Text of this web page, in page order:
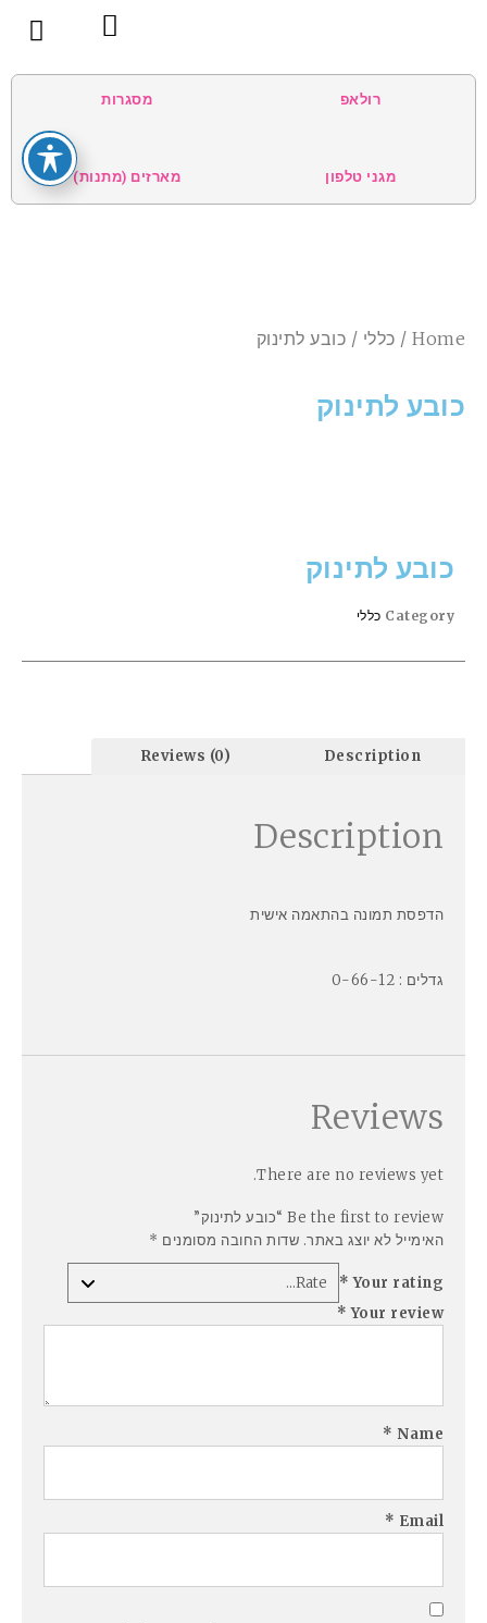
רולאפ מסגרות
מגני טלפון מארזים (מתנות)
Home
/ כללי / כובע לתינוק
כובע לתינוק
כובע לתינוק
Category כללי
Description
Reviews (0)
Description
הדפסת תמונה בהתאמה אישית
גדלים : 0-66-12
Reviews
There are no reviews yet.
Be the first to review “כובע לתינוק”
האימייל לא יוצג באתר. שדות החובה מסומנים *
Your rating
*
Your review
*
Name
*
Email
*